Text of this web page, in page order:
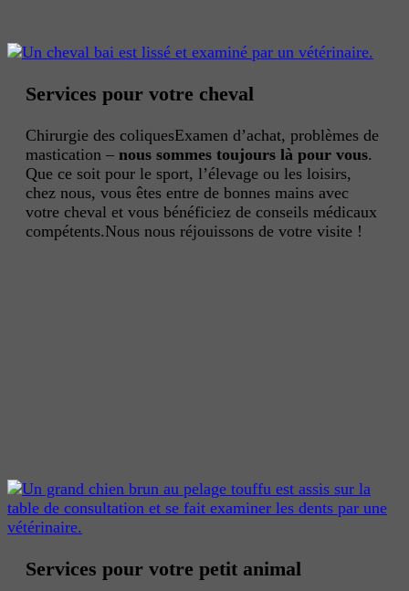
Services pour votre cheval
Chirurgie des coliquesExamen d’achat, problèmes de
mastication – nous sommes toujours là pour vous.
Que ce soit pour le sport, l’élevage ou les loisirs,
chez nous, vous êtes entre de bonnes mains avec
votre cheval et vous bénéficiez de conseils médicaux
compétents.Nous nous réjouissons de votre visite !
Services pour votre petit animal